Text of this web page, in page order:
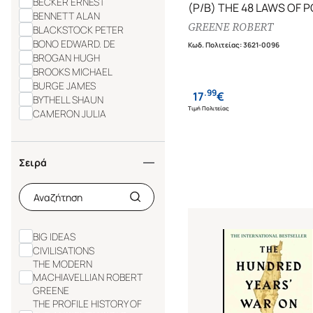
BENNETT ALAN
BLACKSTOCK PETER
BONO EDWARD. DE
BROGAN HUGH
BROOKS MICHAEL
BURGE JAMES
BYTHELL SHAUN
CAMERON JULIA
DAVIES DAN
DELLER JEREMY
DISKI JENNY
DORREN GASTON
DOVER DANIEL
FOX MARGALIT
GAWANDE ATUL
GREENE ROBERT
HAAG MICHAEL
HARVEY DAVID
HOFFMAN EVA
HOLIDAY RYAN
Σειρά
BIG IDEAS
CIVILISATIONS
THE MODERN
MACHIAVELLIAN ROBERT
GREENE
THE PROFILE HISTORY OF
(P/B) THE 48 LAWS OF
GREENE ROBERT
Κωδ. Πολιτείας:3621-0096
17.99€
Τιμή Πολιτείας